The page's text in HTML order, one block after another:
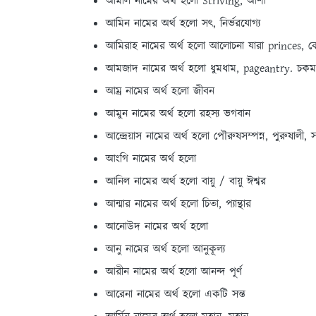
আমিন নামের অর্থ হলো সৎ, নির্ভরযোগ্য
আমিরাহ নামের অর্থ হলো আলোচনা যারা princes,
আমজাদ নামের অর্থ হলো ধুমধাম, pageantry.
আম্র নামের অর্থ হলো জীবন
আমুন নামের অর্থ হলো রহস্য ভগবান
আন্দ্রেয়াস নামের অর্থ হলো পৌরুষসম্পন্ন, পুরুষালী,
আংগি নামের অর্থ হলো
আনিল নামের অর্থ হলো বায়ু / বায়ু ঈশ্বর
আন্মার নামের অর্থ হলো চিতা, প্যান্থার
আনোউদ নামের অর্থ হলো
আনু নামের অর্থ হলো আনুকূল্য
আরীন নামের অর্থ হলো আনন্দ পূর্ণ
আরেনা নামের অর্থ হলো একটি সন্ত